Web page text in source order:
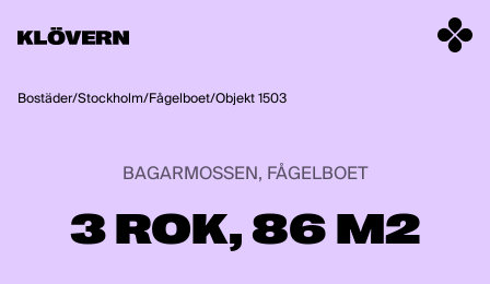
Bostäder/Stockholm/Fågelboet/Objekt 1503
BAGARMOSSEN, FÅGELBOET
3 ROK, 86 M2